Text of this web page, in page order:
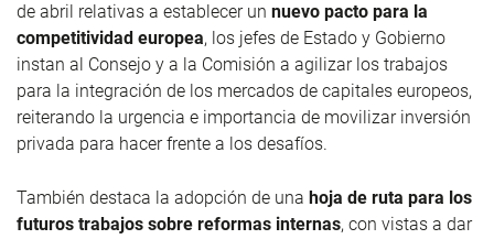
de abril relativas a establecer un nuevo pacto para la
competitividad europea, los jefes de Estado y Gobierno
instan al Consejo y a la Comisión a agilizar los trabajos
para la integración de los mercados de capitales europeos,
reiterando la urgencia e importancia de movilizar inversión
privada para hacer frente a los desafíos.
También destaca la adopción de una hoja de ruta para los
futuros trabajos sobre reformas internas, con vistas a dar